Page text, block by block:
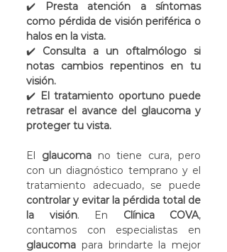
✔️
Presta atención a síntomas
como pérdida de visión periférica o
halos en la vista.
✔️ Consulta a un oftalmólogo si
notas cambios repentinos en tu
visión.
✔️ El tratamiento oportuno puede
retrasar el avance del glaucoma y
proteger tu vista.
El glaucoma no tiene cura, pero
con un diagnóstico temprano y el
controlar y evitar la pérdida total de
la visión. En Clínica COVA,
glaucoma para brindarte la mejor